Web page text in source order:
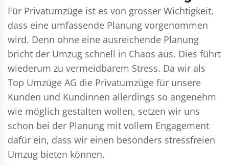
Für Privatumzüge ist es von grosser Wichtigkeit,
dass eine umfassende Planung vorgenommen
wird. Denn ohne eine ausreichende Planung
bricht der Umzug schnell in Chaos aus. Dies führt
wiederum zu vermeidbarem Stress. Da wir als
Top Umzüge AG die Privatumzüge für unsere
Kunden und Kundinnen allerdings so angenehm
wie möglich gestalten wollen, setzen wir uns
schon bei der Planung mit vollem Engagement
dafür ein, dass wir einen besonders stressfreien
Umzug bieten können.